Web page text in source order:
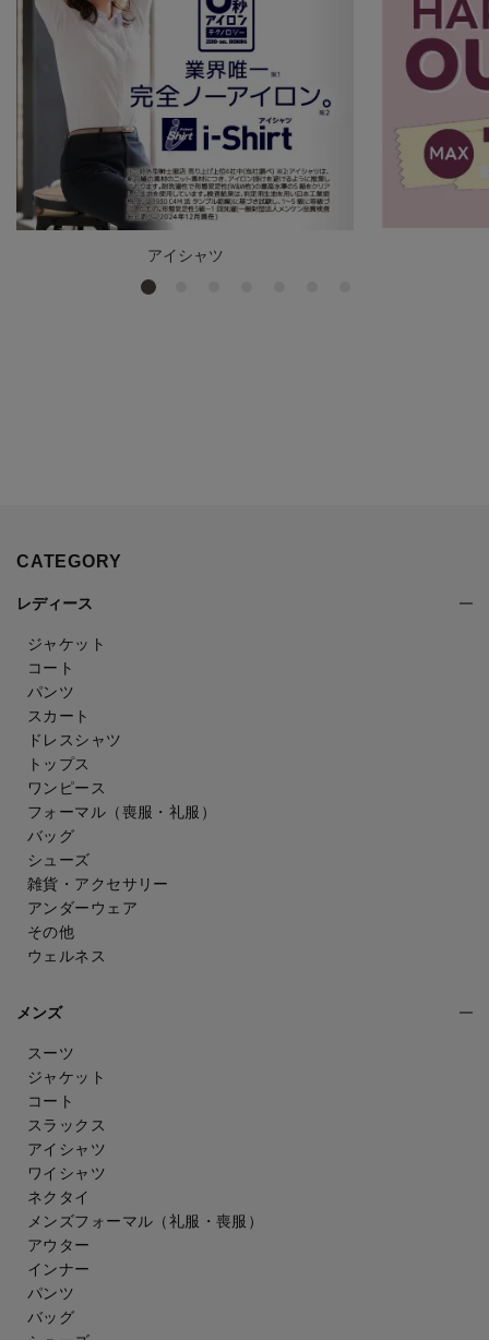
アイシャツ
CATEGORY
レディース
ジャケット
コート
パンツ
スカート
ドレスシャツ
トップス
ワンピース
フォーマル（喪服・礼服）
バッグ
シューズ
雑貨・アクセサリー
アンダーウェア
その他
ウェルネス
メンズ
スーツ
ジャケット
コート
スラックス
アイシャツ
ワイシャツ
ネクタイ
メンズフォーマル （礼服・喪服）
アウター
インナー
パンツ
バッグ